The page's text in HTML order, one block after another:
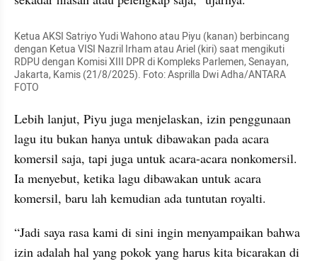
Ketua AKSI Satriyo Yudi Wahono atau Piyu (kanan) berbincang
dengan Ketua VISI Nazril Irham atau Ariel (kiri) saat mengikuti
RDPU dengan Komisi XIII DPR di Kompleks Parlemen, Senayan,
Jakarta, Kamis (21/8/2025). Foto: Asprilla Dwi Adha/ANTARA
FOTO
Lebih lanjut, Piyu juga menjelaskan, izin penggunaan
lagu itu bukan hanya untuk dibawakan pada acara
komersil saja, tapi juga untuk acara-acara nonkomersil.
Ia menyebut, ketika lagu dibawakan untuk acara
komersil, baru lah kemudian ada tuntutan royalti.
“Jadi saya rasa kami di sini ingin menyampaikan bahwa
izin adalah hal yang pokok yang harus kita bicarakan di